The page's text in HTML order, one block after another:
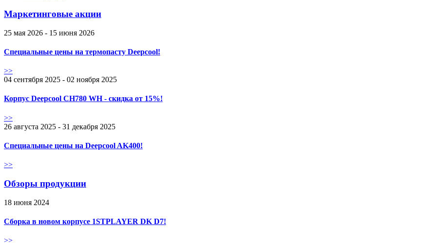
Маркетинговые акции
25 мая 2026 - 15 июня 2026
Специальные цены на термопасту Deepcool!
>>
04 сентября 2025 - 02 ноября 2025
Корпус Deepcool CH780 WH - скидка от 15%!
>>
26 августа 2025 - 31 декабря 2025
Специальные цены на Deepcool AK400!
>>
Обзоры продукции
18 июня 2024
Сборка в новом корпусе 1STPLAYER DK D7!
>>